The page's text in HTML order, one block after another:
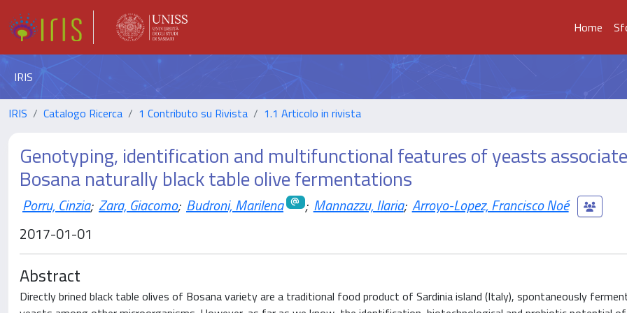
Home
IRIS
IRIS Catalogo Ricerca 1 Contributo su Rivista 1.1 Articolo in rivista
Genotyping, identification and multifunctional features of yeasts
Bosana naturally black table olive fermentations
Porru, Cinzia; Zara, Giacomo; Budroni, Marilena ; Mannazzu, Ilaria; Arroyo-Lopez, Francisco Noé
2017-01-01
Abstract
Directly brined black table olives of Bosana variety are a traditional food product of Sardinia island (Italy), spontaneously